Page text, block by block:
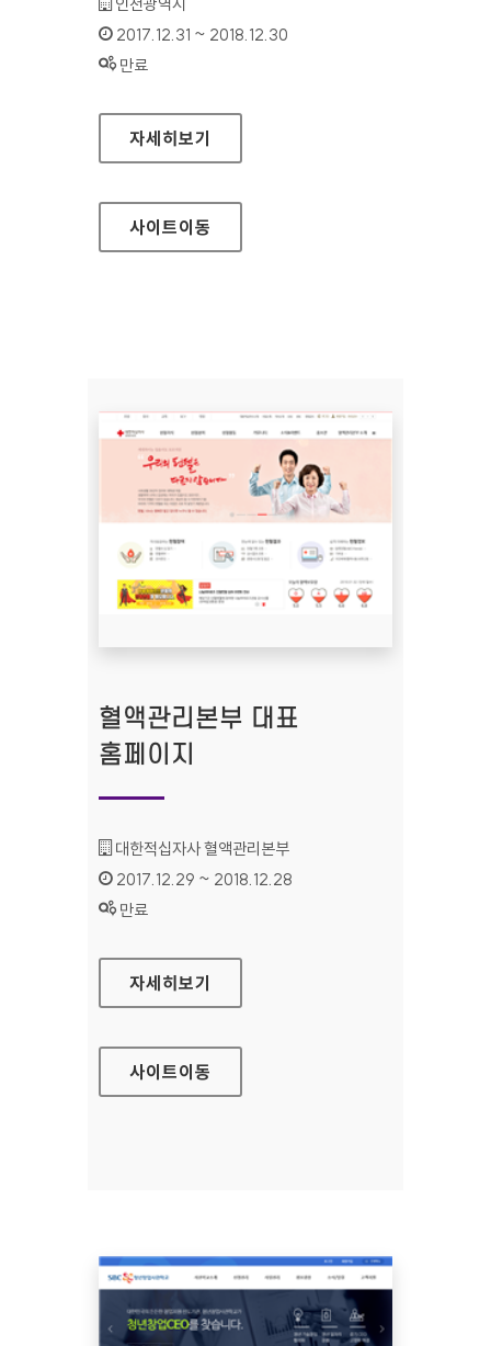
인증기간 :
2017.12.31 ~ 2018.12.30
상태 :
만료
인천투어 대표 홈페이지
자세히보기
사이트이동
혈액관리본부​ ​​​​대표
홈페이지
기관명 :
대한적십자사 혈액관리본부​ ​​​​​​
인증기간 :
2017.12.29 ~ 2018.12.28
상태 :
만료
혈액관리본부​ ​​​​대표 홈페이지
자세히보기
사이트이동